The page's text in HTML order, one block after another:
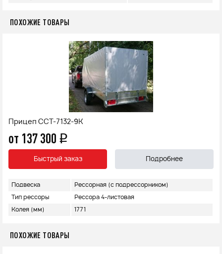
ПОХОЖИЕ ТОВАРЫ
Прицеп ССТ-7132-9К
от 137 300 q
Быстрый заказ Подробнее
Подвеска Рессорная (с подрессорником)
Тип рессоры Рессора 4-листовая
Колея (мм) 1771
ПОХОЖИЕ ТОВАРЫ